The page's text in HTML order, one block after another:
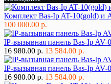
Комплект Bas-Ip AT-10(gold) и
100 000.00 р.
IP-вызывная панель Bas-Ip
16 980.00 р. 13 584.00 р.
IP-вызывная панель Bas-Ip AV-
16 980.00 р. 13 584.00 р.